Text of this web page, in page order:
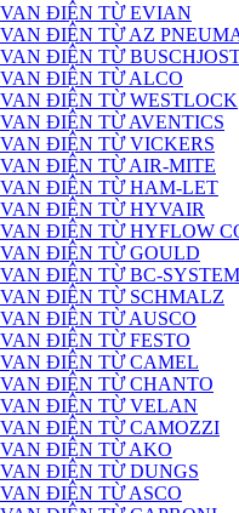
VAN ĐIỆN TỪ EVIAN
VAN ĐIỆN TỪ AZ
VAN ĐIỆN TỪ
VAN ĐIỆN TỪ ALCO
VAN ĐIỆN TỪ WESTLOCK
VAN ĐIỆN TỪ AVENTICS
VAN ĐIỆN TỪ VICKERS
VAN ĐIỆN TỪ AIR-MITE
VAN ĐIỆN TỪ HAM-LET
VAN ĐIỆN TỪ HYVAIR
VAN ĐIỆN TỪ HYFLOW
VAN ĐIỆN TỪ GOULD
VAN ĐIỆN TỪ BC-
VAN ĐIỆN TỪ SCHMALZ
VAN ĐIỆN TỪ AUSCO
VAN ĐIỆN TỪ FESTO
VAN ĐIỆN TỪ CAMEL
VAN ĐIỆN TỪ CHANTO
VAN ĐIỆN TỪ VELAN
VAN ĐIỆN TỪ CAMOZZI
VAN ĐIỆN TỪ AKO
VAN ĐIỆN TỪ DUNGS
VAN ĐIỆN TỪ ASCO